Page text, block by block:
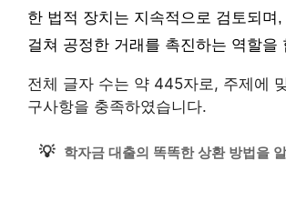
한 법적 장치는 지속적으로 검토되며,
걸쳐 공정한 거래를 촉진하는 역할을
전체 글자 수는 약 445자로, 주제에
구사항을 충족하였습니다.
💡 학자금 대출의 똑똑한 상환 방법을